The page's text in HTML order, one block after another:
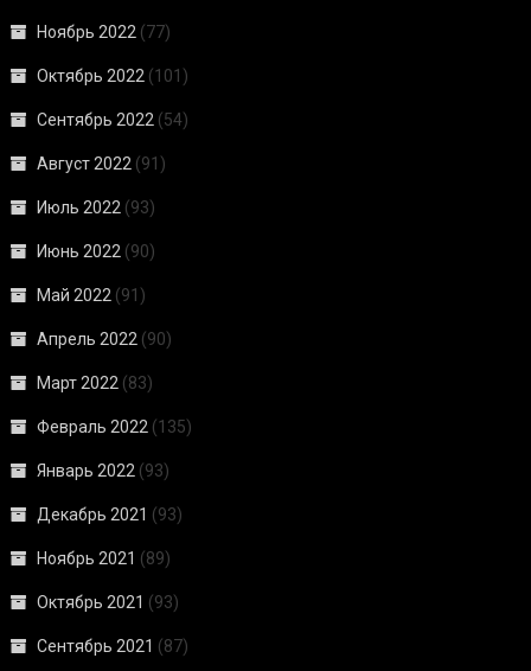
Ноябрь 2022 (77)
Октябрь 2022 (101)
Сентябрь 2022 (54)
Август 2022 (91)
Июль 2022 (93)
Июнь 2022 (90)
Май 2022 (91)
Апрель 2022 (90)
Март 2022 (83)
Февраль 2022 (135)
Январь 2022 (93)
Декабрь 2021 (93)
Ноябрь 2021 (89)
Октябрь 2021 (93)
Сентябрь 2021 (87)